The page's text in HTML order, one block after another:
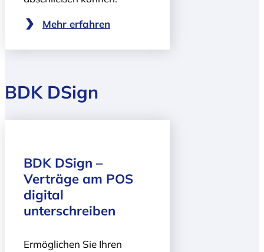
Mehr erfahren
BDK DSign
BDK DSign –
Verträge am POS
digital
unterschreiben
Ermöglichen Sie Ihren